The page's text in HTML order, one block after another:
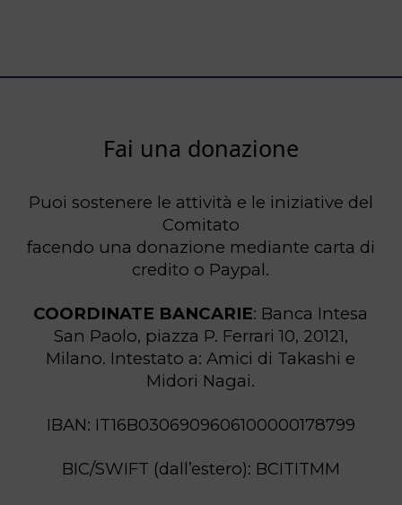
Fai una donazione
Puoi sostenere le attività e le iniziative del
Comitato
facendo una donazione mediante carta di
credito o Paypal.
COORDINATE BANCARIE: Banca Intesa
San Paolo, piazza P. Ferrari 10, 20121,
Milano. Intestato a: Amici di Takashi e
Midori Nagai.
IBAN: IT16B0306909606100000178799
BIC/SWIFT (dall’estero): BCITITMM